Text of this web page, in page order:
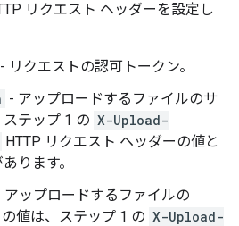
リクエスト ヘッダーを設定し
- リクエストの認可トークン。
- アップロードするファイルのサ
テップ 1 の X-Upload-
HTTP リクエスト ヘッダーの値と
ります。
アップロードするファイルの
値は、ステップ 1 の X-Upload-